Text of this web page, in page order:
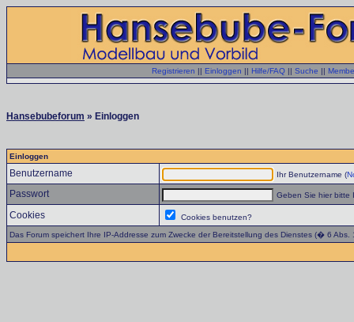
Registrieren || Einloggen || Hilfe/FAQ || Suche ||
Hansebubeforum » Einloggen
Einloggen
Benutzername Ihr Benutzername (
Passwort Geben Sie hier bitte
Cookies
Cookies benutzen?
Das Forum speichert Ihre IP-Addresse zum Zwecke der Bereitstellung des Dienstes (� 6